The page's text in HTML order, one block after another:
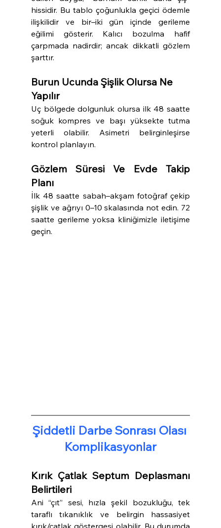
hissidir. Bu tablo çoğunlukla geçici ödemle
ilişkilidir ve bir–iki gün içinde gerileme
eğilimi gösterir. Kalıcı bozulma hafif
çarpmada nadirdir; ancak dikkatli gözlem
şarttır.
Burun Ucunda Şişlik Olursa Ne
Yapılır
Uç bölgede dolgunluk olursa ilk 48 saatte
soğuk kompres ve başı yüksekte tutma
yeterli olabilir. Asimetri belirginleşirse
kontrol planlayın.
Gözlem Süresi Ve Evde Takip
Planı
İlk 48 saatte sabah–akşam fotoğraf çekip
şişlik ve ağrıyı 0–10 skalasında not edin. 72
saatte gerileme yoksa kliniğimizle iletişime
geçin.
Şiddetli Darbe Sonrası Olası
Komplikasyonlar
Kırık Çatlak Septum Deplasmanı
Belirtileri
Ani “çıt” sesi, hızla şekil bozukluğu, tek
taraflı tıkanıklık ve belirgin hassasiyet